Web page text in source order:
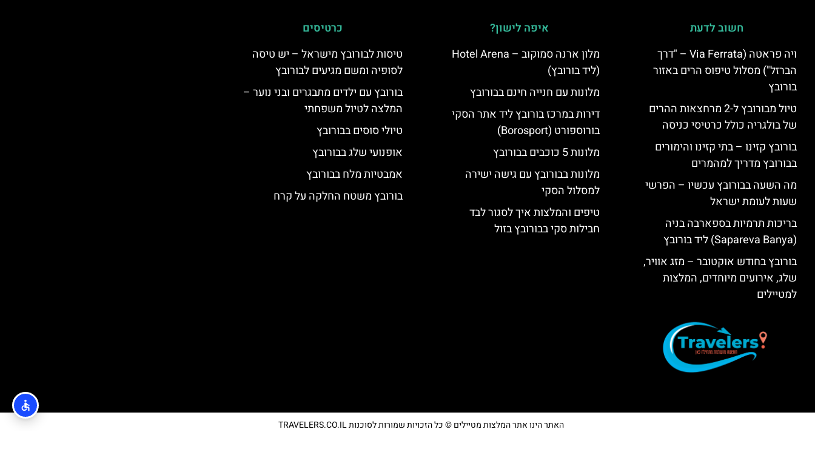
חשוב לדעת
ויה פראטה (Via Ferrata – "דרך
הברזל") מסלול טיפוס הרים באזור
בורובץ
טיול מבורובץ ל-2 מרחצאות ההרים
של בולגריה כולל כרטיסי כניסה
בורובץ קזינו – בתי קזינו והימורים
בבורובץ מדריך למהמרים
מה השעה בבורובץ עכשיו – הפרשי
שעות לעומת ישראל
בריכות תרמיות בספארבה בניה
(Sapareva Banya) ליד בורובץ
בורובץ בחודש אוקטובר – מזג אוויר,
שלג, אירועים מיוחדים, המלצות
למטיילים
איפה לישון?
מלון ארנה סמוקוב – Hotel Arena
(ליד בורובץ)
מלונות עם חנייה חינם בבורובץ
דירות במרכז בורובץ ליד אתר הסקי
בורוספורט (Borosport)
מלונות 5 כוכבים בבורובץ
מלונות בבורובץ עם גישה ישירה
למסלול הסקי
טיפים והמלצות איך לסגור לבד
חבילות סקי בבורובץ בזול
כרטיסים
טיסות לבורובץ מישראל – יש טיסה
לסופיה ומשם מגיעים לבורובץ
בורובץ עם ילדים מתבגרים ובני נוער –
המלצה לטיול משפחתי
טיולי סוסים בבורובץ
אופנועי שלג בבורובץ
אמבטיות מלח בבורובץ
בורובץ משטח החלקה על קרח
האתר הינו אתר המלצות מטיילים © כל הזכויות שמורות לסוכנות TRAVELERS.CO.IL